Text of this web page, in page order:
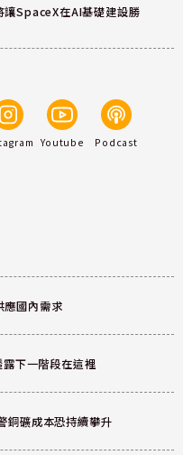
讓SpaceX在AI基礎建設勝
Youtube Podcast
應國內需求
下一階段在這裡
銅礦成本恐持續攀升